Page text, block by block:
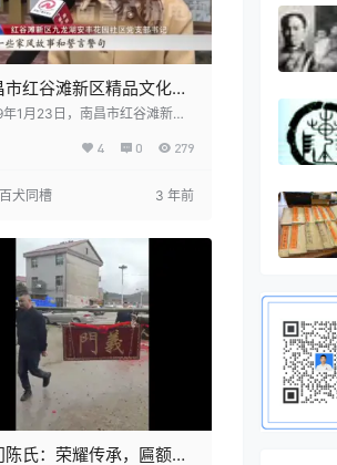
市红谷滩新区精品文化社
放日活动：增强文化艺术
，传承义门陈家风文化
1月23日，南昌市红谷滩新区
旨在进一步增强全区文化艺术
活动推动了义门陈家风文化的发
更多人了解和传承这一宝贵的
多彩的文化体验，展示了社区
的独特魅力，促进了社区的凝聚
文化认同感。
4 0 279
百犬同槽 3 年前
陈氏：荣耀传承，匾额高